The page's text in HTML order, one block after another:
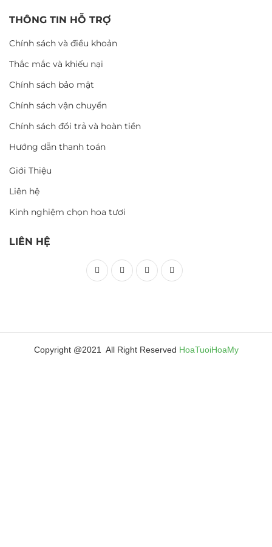
THÔNG TIN HỖ TRỢ
Chính sách và điều khoản
Thắc mắc và khiếu nại
Chính sách bảo mật
Chính sách vận chuyển
Chính sách đổi trả và hoàn tiền
Hướng dẫn thanh toán
Giới Thiệu
Liên hệ
Kinh nghiệm chọn hoa tươi
LIÊN HỆ
Copyright @2021 All Right Reserved HoaTuoiHoaMy